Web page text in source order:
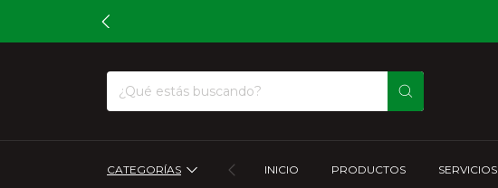
CATEGORÍAS INICIO PRODUCTOS SERVICIOS